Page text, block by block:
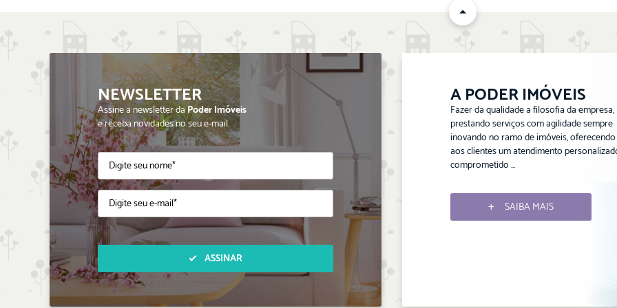
NEWSLETTER
Assine a newsletter daPoder Imóveis
e receba novidades no seu e-mail.
ASSINAR
A PODER IMÓVEIS
Fazer da qualidade a filosofia da empresa,
prestando serviços com agilidade sempre
inovando no ramo de imóveis, oferecendo
aos clientes um atendimento
comprometido ...
SAIBA MAIS